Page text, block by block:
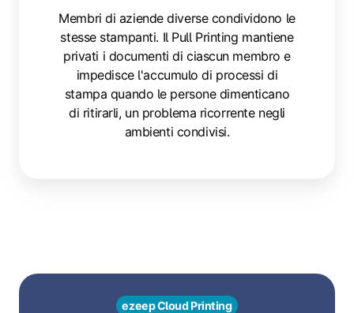
Membri di aziende diverse condividono le
stesse stampanti. Il Pull Printing mantiene
privati i documenti di ciascun membro e
impedisce l'accumulo di processi di
stampa quando le persone dimenticano
di ritirarli, un problema ricorrente negli
ambienti condivisi.
ezeep Cloud Printing